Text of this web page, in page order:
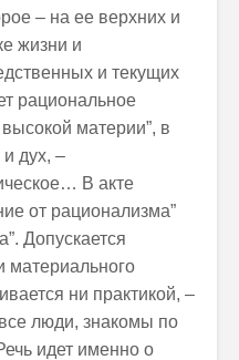
– на ее верхних и
жизни и
и текущих
рациональное
материи”, в
дух, –
В акте
от рационализма”
Допускается
материального
ни практикой, –
люди, знакомы по
идет именно о